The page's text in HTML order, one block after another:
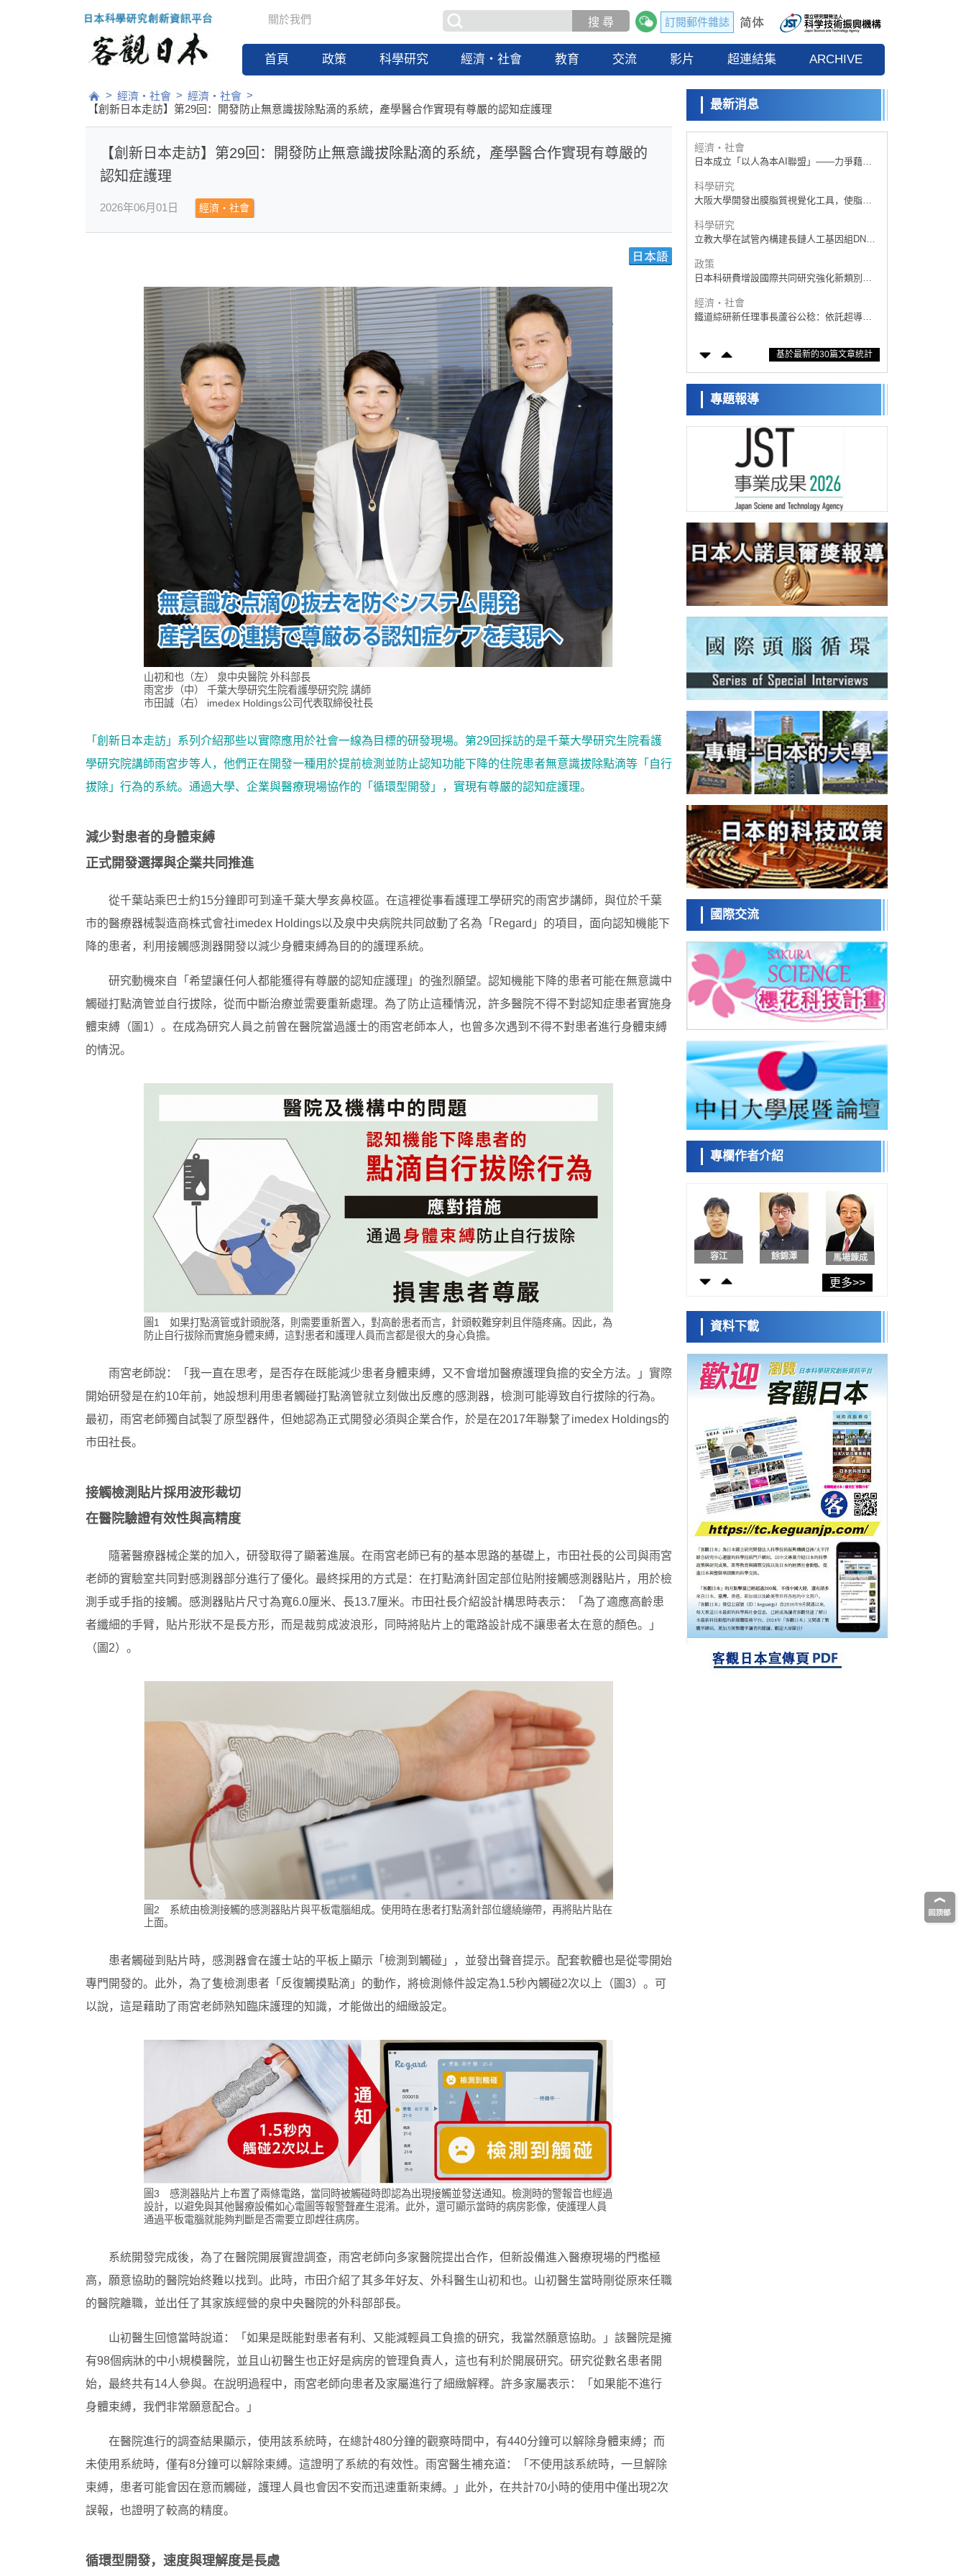
關於我們
首頁 政策 科學研究 經濟・社會 教育 交流 影片 超連結集 ARCHIVE
訂閱郵件雜誌
> 經濟・社會 > 經濟・社會 >
【創新日本走訪】第29回：開發防止無意識拔除點滴的系統，產學醫合作實現有尊嚴的認知症護理
【創新日本走訪】第29回：開發防止無意識拔除點滴的系統，產學醫合作實現有尊嚴的
認知症護理
2026年06月01日 經濟・社會
山初和也（左） 泉中央醫院 外科部長
雨宮步（中） 千葉大學研究生院看護學研究院 講師
市田誠（右） imedex Holdings公司代表取締役社長
「創新日本走訪」系列介紹那些以實際應用於社會一線為目標的研發現場。第29回採訪的是千葉大學研究生院看護
學研究院講師雨宮步等人，他們正在開發一種用於提前檢測並防止認知功能下降的住院患者無意識拔除點滴等「自行
拔除」行為的系統。通過大學、企業與醫療現場協作的「循環型開發」，實現有尊嚴的認知症護理。
減少對患者的身體束縛
正式開發選擇與企業共同推進
從千葉站乘巴士約15分鐘即可到達千葉大學亥鼻校區。在這裡從事看護理工學研究的雨宮步講師，與位於千葉
市的醫療器械製造商株式會社imedex Holdings以及泉中央病院共同啟動了名為「Regard」的項目，面向認知機能下
降的患者，利用接觸感測器開發以減少身體束縛為目的的護理系統。
研究動機來自「希望讓任何人都能獲得有尊嚴的認知症護理」的強烈願望。認知機能下降的患者可能在無意識中
觸碰打點滴管並自行拔除，從而中斷治療並需要重新處理。為了防止這種情況，許多醫院不得不對認知症患者實施身
體束縛（圖1）。在成為研究人員之前曾在醫院當過護士的雨宮老師本人，也曾多次遇到不得不對患者進行身體束縛
的情況。
圖1 如果打點滴管或針頭脫落，則需要重新置入，對高齡患者而言，針頭較難穿刺且伴隨疼痛。因此，為
防止自行拔除而實施身體束縛，這對患者和護理人員而言都是很大的身心負擔。
雨宮老師說：「我一直在思考，是否存在既能減少患者身體束縛，又不會增加醫療護理負擔的安全方法。」實際
開始研發是在約10年前，她設想利用患者觸碰打點滴管就立刻做出反應的感測器，檢測可能導致自行拔除的行為。
最初，雨宮老師獨自試製了原型器件，但她認為正式開發必須與企業合作，於是在2017年聯繫了imedex Holdings的
市田社長。
接觸檢測貼片採用波形裁切
在醫院驗證有效性與高精度
隨著醫療器械企業的加入，研發取得了顯著進展。在雨宮老師已有的基本思路的基礎上，市田社長的公司與雨宮
老師的實驗室共同對感測器部分進行了優化。最終採用的方式是：在打點滴針固定部位貼附接觸感測器貼片，用於檢
測手或手指的接觸。感測器貼片尺寸為寬6.0厘米、長13.7厘米。市田社長介紹設計構思時表示：「為了適應高齡患
者纖細的手臂，貼片形狀不是長方形，而是裁剪成波浪形，同時將貼片上的電路設計成不讓患者太在意的顏色。」
（圖2）。
圖2 系統由檢測接觸的感測器貼片與平板電腦組成。使用時在患者打點滴針部位纏繞繃帶，再將貼片貼在
上面。
患者觸碰到貼片時，感測器會在護士站的平板上顯示「檢測到觸碰」，並發出聲音提示。配套軟體也是從零開始
專門開發的。此外，為了隻檢測患者「反復觸摸點滴」的動作，將檢測條件設定為1.5秒內觸碰2次以上（圖3）。可
以說，這是藉助了雨宮老師熟知臨床護理的知識，才能做出的細緻設定。
圖3 感測器貼片上布置了兩條電路，當同時被觸碰時即認為出現接觸並發送通知。檢測時的警報音也經過
設計，以避免與其他醫療設備如心電圖等報警聲產生混淆。此外，還可顯示當時的病房影像，使護理人員
通過平板電腦就能夠判斷是否需要立即趕往病房。
系統開發完成後，為了在醫院開展實證調查，雨宮老師向多家醫院提出合作，但新設備進入醫療現場的門檻極
高，願意協助的醫院始終難以找到。此時，市田介紹了其多年好友、外科醫生山初和也。山初醫生當時剛從原來任職
的醫院離職，並出任了其家族經營的泉中央醫院的外科部部長。
山初醫生回憶當時說道：「如果是既能對患者有利、又能減輕員工負擔的研究，我當然願意協助。」該醫院是擁
有98個病牀的中小規模醫院，並且山初醫生也正好是病房的管理負責人，這也有利於開展研究。研究從數名患者開
始，最終共有14人參與。在說明過程中，雨宮老師向患者及家屬進行了細緻解釋。許多家屬表示：「如果能不進行
身體束縛，我們非常願意配合。」
在醫院進行的調查結果顯示，使用該系統時，在總計480分鐘的觀察時間中，有440分鐘可以解除身體束縛；而
未使用系統時，僅有8分鐘可以解除束縛。這證明了系統的有效性。雨宮醫生補充道：「不使用該系統時，一旦解除
束縛，患者可能會因在意而觸碰，護理人員也會因不安而迅速重新束縛。」此外，在共計70小時的使用中僅出現2次
誤報，也證明了較高的精度。
循環型開發，速度與理解度是長處
最新消息
政策
日本科研費增設國際共同研究強化新類別，
促進青年研究人員赴海外開展研究
可應用於量子電腦
科學研究
開發出300億年僅誤差1秒的光晶格鐘，構建
網路將其打造為次世代社會基礎設施
經濟・社會
日本成立「以人為本AI聯盟」——力爭藉助
研發
科學研究
大阪大學開發出膜脂質視覺化工具，使脂質
科學研究
立教大學在試管內構建長鏈人工基因組DNA
工細胞
政策
日本科研費增設國際共同研究強化新類別，
經濟・社會
鐵道綜研新任理事長蘆谷公稔：依託超導和
東京大學通過葉綠體基因組編輯技術強化碳
藤田醫科大學等成功鑑定出非結核分枝桿菌
生存的必需基因，首次揭示該基因的必要性
經濟・社會
【AI法下篇】如何應對AI的不可控性——中
央大學平野晉教授專訪
日本學術會議：為保持土壤健康應採取哪些
措施？探討土壤保護與強化的具體對策
大阪大學開發基於水氫鍵網路的溫度預測新
方法，AI從分子排列資訊中高精度解讀
經濟・社會
【AI法上篇】如何對「將人生交給AI」保持
危機感——中央大學平野晉教授專訪
科學研究
慶應義塾大學闡明腦內「游擊手」小膠質細
胞包裹保護受損神經細胞的機制，有望用於
開發阿茲海默症等疾病療法
日本東北大學與橫濱橡膠全球首次從奈米尺
度揭示橡膠—黃銅黏接界面劣化抑制機制，
為提升輪胎安全性與耐久性的材料設計開闢
科學研究
近畿大學等發現植物染料「日本茜」的紅色
成分可抑制老化與炎症，有望成為新型功能
性材料
科學研究
法，利用超小型GAD67啟動子抑制發作
科學研究
九州大學揭示夜間眼壓升高機制：兩種激素
波動疊加所致
科學研究
東京都產技研採用新手法開發出可穩定工作
至300℃的介電材料，已驗證電容器可在汽車
發動機等高溫環境下工作
經濟・社會
日本生成式AI使用者佔比一年內翻倍，但與
中美德仍有較大差距
政策
日本修訂首都直下型地震緊急對策：目標為
死亡人數至少減半，重點強化火災防控
科學研究
福井大學發現細胞記憶過往並抑制反應的機
制，闡明即便DNA相同反應迥異之謎
科學研究
安全性，在轉移性尿路上皮癌患者中開展臨
床試驗
政策
日本發布《令和8年版科學技術與創新白皮
書》，解讀第七期基本計畫首年度政策方向
科學研究
東京大學發現可誘導細胞死亡的新型信使物
質
科學研究
東京都健康長壽醫療中心跨器官揭示衰老過
程中的糖鏈變化
科學研究
產總研無需石油利用松脂製備石墨前驅體，
可作為電池電極材料
科學研究
東京大學和海上保安廳等發現南海海槽沿線
政策
日本第2次醫療研究開發調整費，根據一線實
科學研究
千葉大學鑑定出導致難治性疾病「肺高血壓
症」惡化的蛋白質「MYL9/12」，會引發血
管結構惡化
科學研究
京都大學高效生成光的構成單元「光子」，
可應用於量子電腦
開發出300億年僅誤差1秒的光晶格鐘，構建
經濟・社會
日本成立「以人為本AI聯盟」——力爭藉助
AI拓展社會公眾創造力，依託產學合作推進
研發
大阪大學開發出膜脂質視覺化工具，使脂質
探針的高效開發成為可能
科學研究
立教大學在試管內構建長鏈人工基因組DNA
自我複製系統，有望實現攜帶大量基因的人
工細胞
政策
日本科研費增設國際共同研究強化新類別，
促進青年研究人員赴海外開展研究
科學研究
京都大學高效生成光的構成單元「光子」，
可應用於量子電腦
科學研究
開發出300億年僅誤差1秒的光晶格鐘，構建
網路將其打造為次世代社會基礎設施
經濟・社會
日本成立「以人為本AI聯盟」——力爭藉助
AI拓展社會公眾創造力，依託產學合作推進
研發
科學研究
大阪大學開發出膜脂質視覺化工具，使脂質
探針的高效開發成為可能
科學研究
立教大學在試管內構建長鏈人工基因組DNA
自我複製系統，有望實現攜帶大量基因的人
工細胞
基於最新的30篇文章統計
專題報導
國際交流
專欄作者介紹
日本科學未
來館 科學交
流員
小岩井忠道 瀧川 進
容江 餘錦澤 馬場錬成
日本科學未
流員
戴維
更多>>
資料下載